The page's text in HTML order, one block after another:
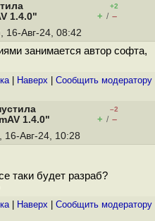
1.4.0"
+2
+ / –
16-Авг-24, 08:42
занимается автор софта,
| Наверх Cообщить модератору
1.4.0"
–2
+ / –
16-Авг-24, 10:28
таки будет разраб?
| Наверх Cообщить модератору